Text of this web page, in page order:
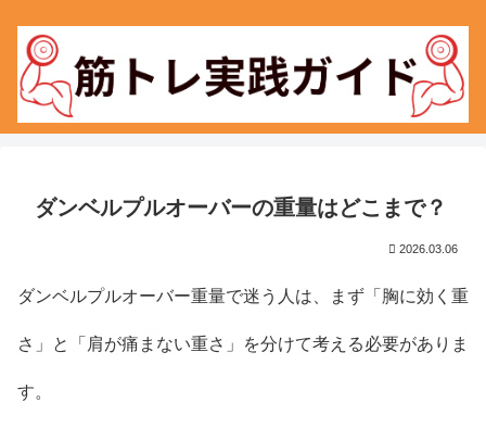
ダンベルプルオーバーの重量はどこまで？
2026.03.06
ダンベルプルオーバー重量で迷う人は、まず「胸に効く重
さ」と「肩が痛まない重さ」を分けて考える必要がありま
す。